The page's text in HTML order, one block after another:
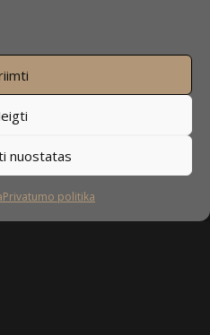
nuostatas
Privatumo politika